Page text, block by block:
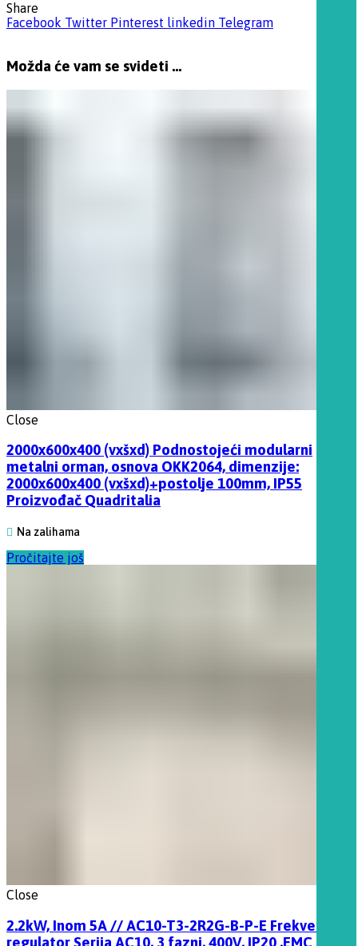
Share
Facebook Twitter Pinterest linkedin Telegram
Možda će vam se svideti …
Close
2000x600x400 (vxšxd) Podnostojeći modularni
metalni orman, osnova OKK2064, dimenzije:
2000x600x400 (vxšxd)+postolje 100mm, IP55
Proizvođač Quadritalia
Na zalihama
Pročitajte još
Close
2.2kW, Inom 5A // AC10-T3-2R2G-B-P-E Frekventni
regulator Serija AC10, 3 fazni, 400V, IP20 ,EMC filter